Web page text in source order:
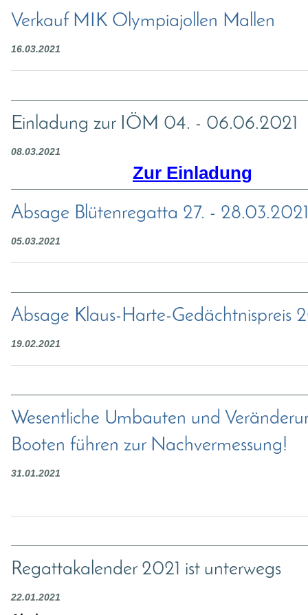
Verkauf MIK Olympiajollen Mallen
16.03.2021
Einladung zur IÖM 04. - 06.06.2021
08.03.2021
Zur Einladung
Absage Blütenregatta 27. - 28.03.2021
05.03.2021
Absage Klaus-Harte-Gedächtnispreis
19.02.2021
Wesentliche Umbauten und
Booten führen zur Nachvermessung!
31.01.2021
Regattakalender 2021 ist unterwegs
22.01.2021